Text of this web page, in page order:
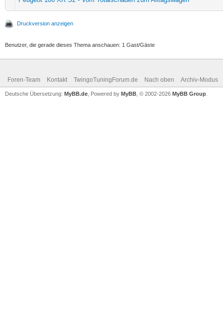
Druckversion anzeigen
Benutzer, die gerade dieses Thema anschauen: 1 Gast/Gäste
Foren-Team Kontakt TwingoTuningForum.de Nach oben Archiv-Modus
Deutsche Übersetzung: MyBB.de , Powered by MyBB , © 2002-2026 MyBB Group